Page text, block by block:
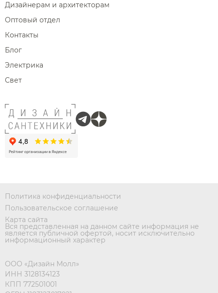
Дизайнерам и архитекторам
Оптовый отдел
Контакты
Блог
Электрика
Свет
Политика конфиденциальности
Пользовательское соглашение
Карта сайта
Вся представленная на данном сайте информация не
является публичной офертой, носит исключительно
информационный характер
ООО «Дизайн Молл»
ИНН 3128134123
КПП 772501001